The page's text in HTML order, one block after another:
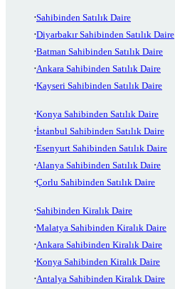
Sahibinden Satılık Daire
Diyarbakır Sahibinden Satılık Daire
Batman Sahibinden Satılık Daire
Ankara Sahibinden Satılık Daire
Kayseri Sahibinden Satılık Daire
Konya Sahibinden Satılık Daire
İstanbul Sahibinden Satılık Daire
Esenyurt Sahibinden Satılık Daire
Alanya Sahibinden Satılık Daire
Çorlu Sahibinden Satılık Daire
Sahibinden Kiralık Daire
Malatya Sahibinden Kiralık Daire
Ankara Sahibinden Kiralık Daire
Konya Sahibinden Kiralık Daire
Antalya Sahibinden Kiralık Daire